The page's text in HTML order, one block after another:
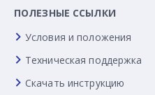
ПОЛЕЗНЫЕ ССЫЛКИ
Условия и положения
Техническая поддержка
Скачать инструкцию